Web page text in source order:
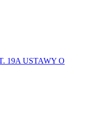
19A USTAWY O